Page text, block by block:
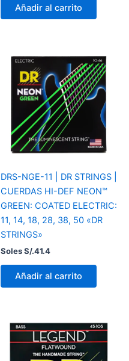
Añadir al carrito
DRS-NGE-11 | DR STRINGS |
CUERDAS HI-DEF NEON™
GREEN: COATED ELECTRIC:
11, 14, 18, 28, 38, 50 «DR
STRINGS»
Soles S/.41.4
Añadir al carrito